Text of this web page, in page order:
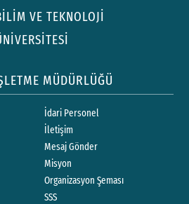
VE TEKNOLOJİ
MÜDÜRLÜĞÜ
İdari Personel
İletişim
Mesaj Gönder
Misyon
Organizasyon Şeması
SSS